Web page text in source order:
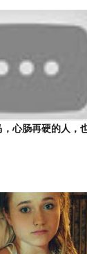
心肠再硬的人，